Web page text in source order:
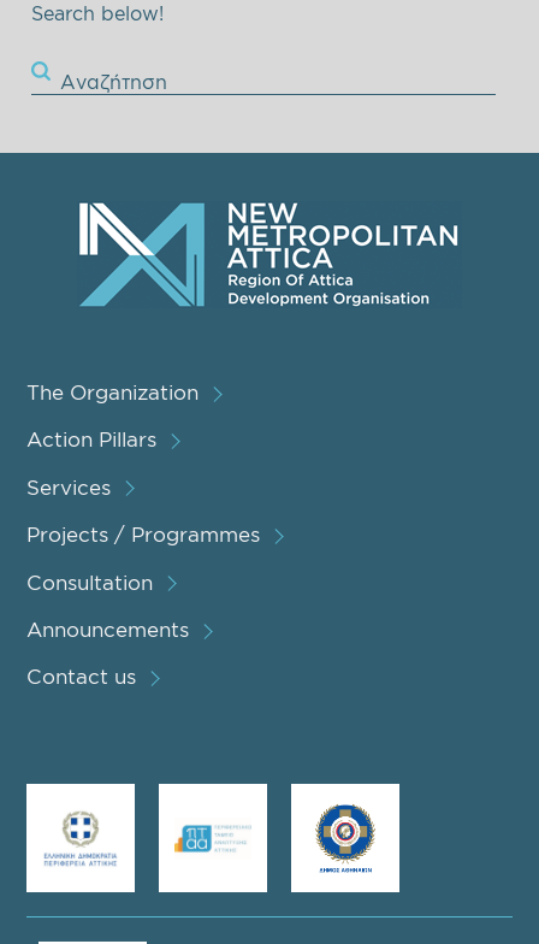
Search below!
Αναζήτηση
The Organization
Action Pillars
Services
Projects / Programmes
Consultation
Announcements
Contact us